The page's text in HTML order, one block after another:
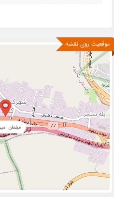
موقعیت روی نقشه
مبلمان